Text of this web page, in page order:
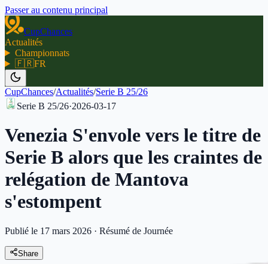
Passer au contenu principal
CupChances
Actualités
Championnats
🇫🇷FR
CupChances/Actualités/Serie B 25/26
Serie B 25/26·2026-03-17
Venezia S'envole vers le titre de
Serie B alors que les craintes de
relégation de Mantova
s'estompent
Publié le 17 mars 2026 · Résumé de Journée
Share